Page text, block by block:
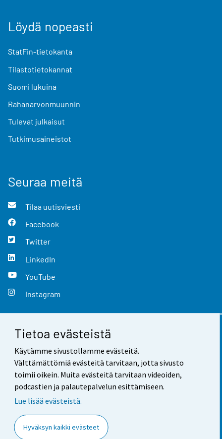
Tietoa evästeistä
Käytämme sivustollamme evästeitä.
Välttämättömiä evästeitä tarvitaan, jotta sivusto
toimii oikein. Muita evästeitä tarvitaan videoiden,
podcastien ja palautepalvelun esittämiseen.
Lue lisää evästeistä.
Hyväksyn kaikki evästeet
Löydä nopeasti
StatFin-tietokanta
Tilastotietokannat
Suomi lukuina
Rahanarvonmuunnin
Tulevat julkaisut
Tutkimusaineistot
Seuraa meitä
Tilaa uutisviesti
Facebook
Twitter
LinkedIn
YouTube
Instagram
Yhteystiedot
Palaute
Käyttöehdot
Saavutettavuus
Tietoa sivustosta